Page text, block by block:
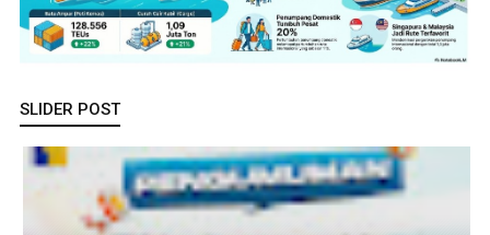
SLIDER POST